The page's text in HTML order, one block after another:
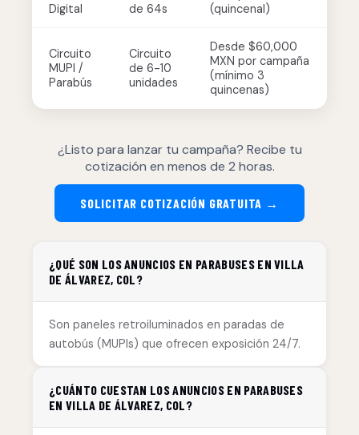
Digital
de 64s
(quincenal)
Circuito
MUPI /
Parabús
Circuito
de 6-10
unidades
Desde $60,000
MXN por campaña
(mínimo 3
quincenas)
¿Listo para lanzar tu campaña? Recibe tu
cotización en menos de 2 horas.
SOLICITAR COTIZACIÓN GRATUITA →
¿QUÉ SON LOS ANUNCIOS EN PARABUSES EN VILLA
DE ÁLVAREZ, COL?
Son paneles retroiluminados en paradas de
autobús (MUPIs) que ofrecen exposición 24/7.
¿CUÁNTO CUESTAN LOS ANUNCIOS EN PARABUSES
EN VILLA DE ÁLVAREZ, COL?